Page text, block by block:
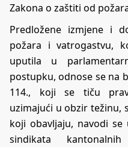
Zakona o zaštiti od
Predložene izmjene i
požara i vatrogastvu,
uputila u
postupku, odnose se na
114., koji se tiču
uzimajući u obzir težinu,
koji obavljaju, navodi se
sindikata